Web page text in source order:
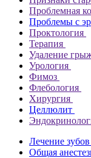
Проблемная
Проблемы с
Проктология
Терапия
Удаление
Урология
Фимоз
Флебология
Хирургия
Целлюлит
Лечение
Общая